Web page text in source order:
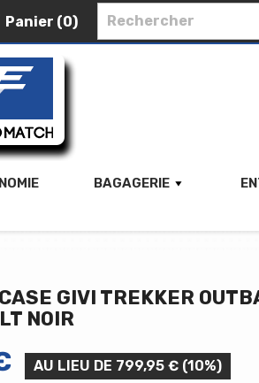
Panier (0)
BAGAGERIE
GIVI TREKKER
NOIR
AU LIEU DE 799,95 € (10%)